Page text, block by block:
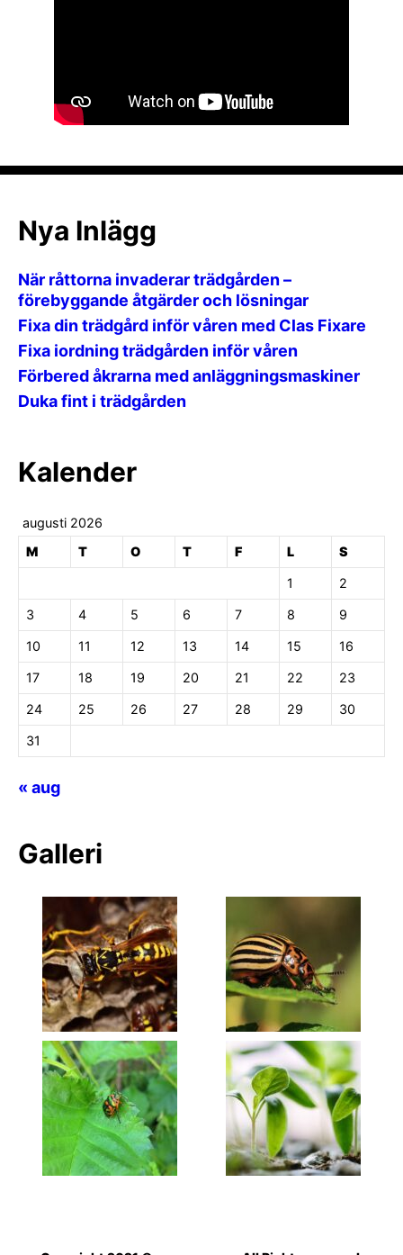
Nya Inlägg
När råttorna invaderar trädgården –
förebyggande åtgärder och lösningar
Fixa din trädgård inför våren med Clas Fixare
Fixa iordning trädgården inför våren
Förbered åkrarna med anläggningsmaskiner
Duka fint i trädgården
Kalender
augusti 2026
M
T O T F L S
1 2
3 4 5 6 7 8 9
10 11 12 13 14 15 16
17 18 19 20 21 22 23
24 25 26 27 28 29 30
31
« aug
Galleri